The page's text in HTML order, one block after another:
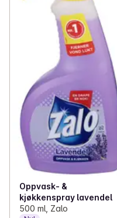
Oppvask- &
kjøkkenspray lavendel
500 ml, Zalo